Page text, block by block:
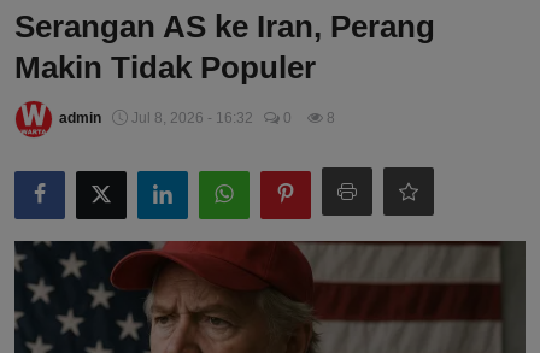
Serangan AS ke Iran, Perang
Makin Tidak Populer
admin Jul 8, 2026 - 16:32 0 8